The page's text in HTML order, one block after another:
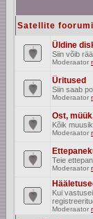
Satellite
Üldine
Siin võib
Moderaator
Üritused
Siin saab
Moderaator
Ost,
Kõik
Moderaator
Teie
Moderaator
Kui
Moderaator